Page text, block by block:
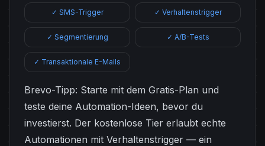
✓ SMS-Trigger ✓ Verhaltenstrigger
✓ Segmentierung ✓ A/B-Tests
✓ Transaktionale E-Mails
Brevo-Tipp: Starte mit dem Gratis-Plan und
teste deine Automation-Ideen, bevor du
investierst. Der kostenlose Tier erlaubt echte
Automationen mit Verhaltenstrigger — ein